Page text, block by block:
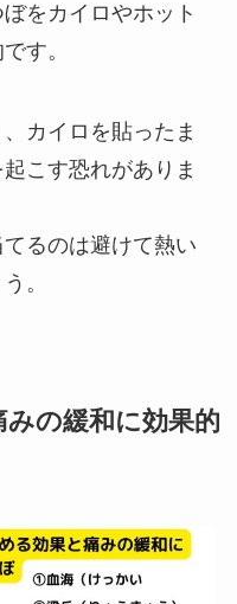
をカイロやホット
す。
カイロを貼ったま
こす恐れがありま
るのは避けて熱い
。
の緩和に効果的